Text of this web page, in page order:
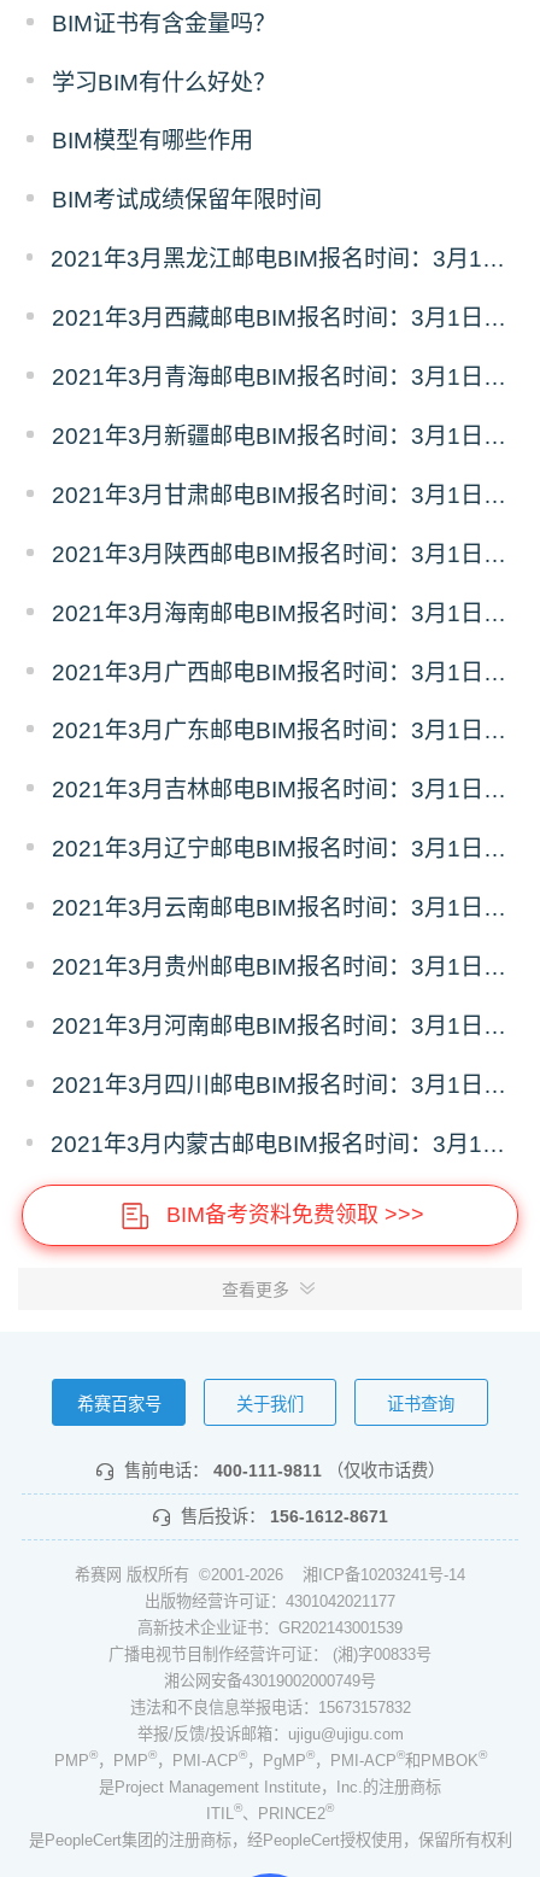
BIM证书有含金量吗？
学习BIM有什么好处？
BIM模型有哪些作用
BIM考试成绩保留年限时间
2021年3月黑龙江邮电BIM报名时间：3月1日-3月17日
2021年3月西藏邮电BIM报名时间：3月1日-3月17日
2021年3月青海邮电BIM报名时间：3月1日-3月17日
2021年3月新疆邮电BIM报名时间：3月1日-3月17日
2021年3月甘肃邮电BIM报名时间：3月1日-3月17日
2021年3月陕西邮电BIM报名时间：3月1日-3月17日
2021年3月海南邮电BIM报名时间：3月1日-3月17日
2021年3月广西邮电BIM报名时间：3月1日-3月17日
2021年3月广东邮电BIM报名时间：3月1日-3月17日
2021年3月吉林邮电BIM报名时间：3月1日-3月17日
2021年3月辽宁邮电BIM报名时间：3月1日-3月17日
2021年3月云南邮电BIM报名时间：3月1日-3月17日
2021年3月贵州邮电BIM报名时间：3月1日-3月17日
2021年3月河南邮电BIM报名时间：3月1日-3月17日
2021年3月四川邮电BIM报名时间：3月1日-3月17日
2021年3月内蒙古邮电BIM报名时间：3月1日-3月17日
BIM备考资料免费领取 >>>
查看更多
希赛百家号 关于我们 证书查询
售前电话： 400-111-9811 （仅收市话费）
售后投诉： 156-1612-8671
希赛网 版权所有 ©2001-2026 湘ICP备10203241号-14
出版物经营许可证：4301042021177
高新技术企业证书：GR202143001539
广播电视节目制作经营许可证： (湘)字00833号
湘公网安备43019002000749号
违法和不良信息举报电话：15673157832
举报/反馈/投诉邮箱：ujigu@ujigu.com
PMP®，PMP®，PMI-ACP®，PgMP®，PMI-ACP®和PMBOK®
是Project Management Institute，Inc.的注册商标
ITIL
®、PRINCE2®
是PeopleCert集团的注册商标，经PeopleCert授权使用，保留所有权利